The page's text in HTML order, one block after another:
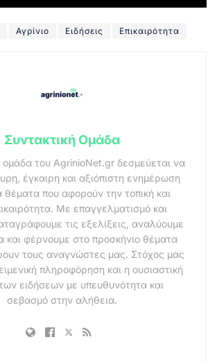
Αγρίνιο Ειδήσεις Επικαιρότητα
Συντακτική Ομάδα
ομάδα του AgrinioNet.gr δεσμεύεται να
έγκαιρη και αξιόπιστη ενημέρωση
θέματα που αφορούν την τοπική και
Με επαγγελματισμό και
τις εξελίξεις, αναλύουμε
και φέρνουμε στο προσκήνιο θέματα
τους αναγνώστες μας. Στόχος μας
πληροφόρηση και η ουσιαστική
ειδήσεων με υπευθυνότητα και
σεβασμό στην αλήθεια.